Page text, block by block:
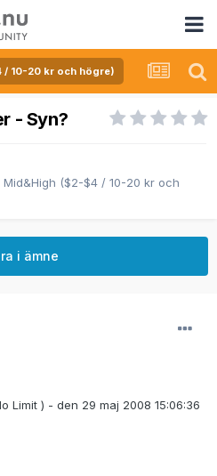
/ 10-20 kr och högre)
- Syn?
Mid&High ($2-$4 / 10-20 kr och
i ämne
Limit ) - den 29 maj 2008 15:06:36